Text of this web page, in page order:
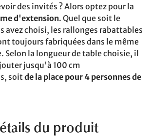
des invités ? Alors optez pour la
d'extension. Quel que soit le
avez choisi, les rallonges rabattables
toujours fabriquées dans le même
Selon la longueur de table choisie, il
jusqu'à 100 cm
soitde la place pour 4 personnes de
du produit